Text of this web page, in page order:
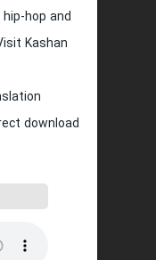
hop and
Kashan
download